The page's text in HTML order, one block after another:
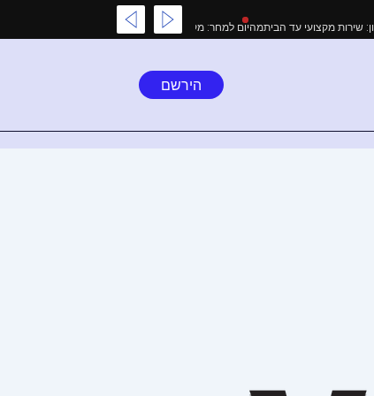
השכרת מתנפחים בצפון: שירות מקצועי עד הבית מהיום למחר: מקבלים מזומן
הירשם